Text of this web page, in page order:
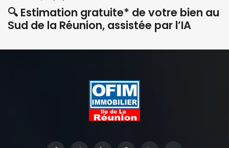
🔍 Estimation gratuite* de votre bien au
Sud de la Réunion, assistée par l’IA